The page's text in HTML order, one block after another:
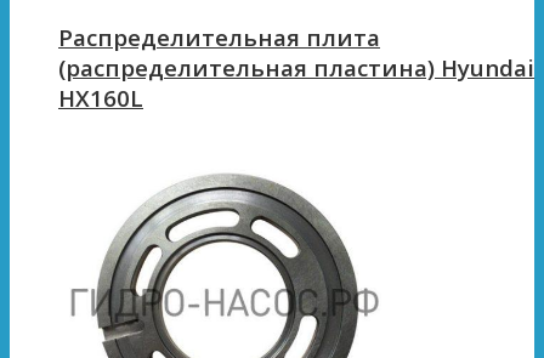
Распределительная плита
(распределительная пластина) Hyundai
HX160L